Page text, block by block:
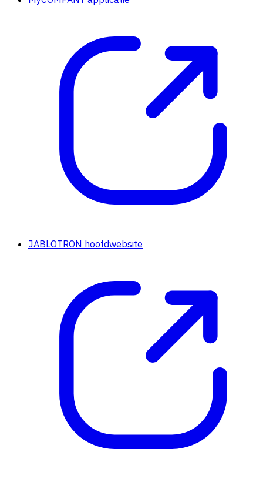
JABLOTRON hoofdwebsite